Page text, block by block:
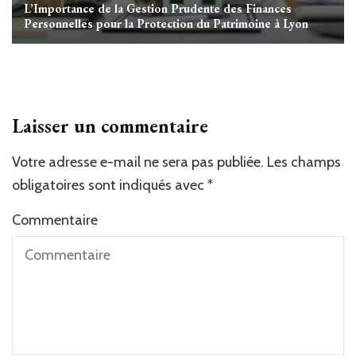
L’Importance de la Gestion Prudente des Finances
Personnelles pour la Protection du Patrimoine à Lyon
Laisser un commentaire
Votre adresse e-mail ne sera pas publiée. Les champs
obligatoires sont indiqués avec *
Commentaire
Alternative: